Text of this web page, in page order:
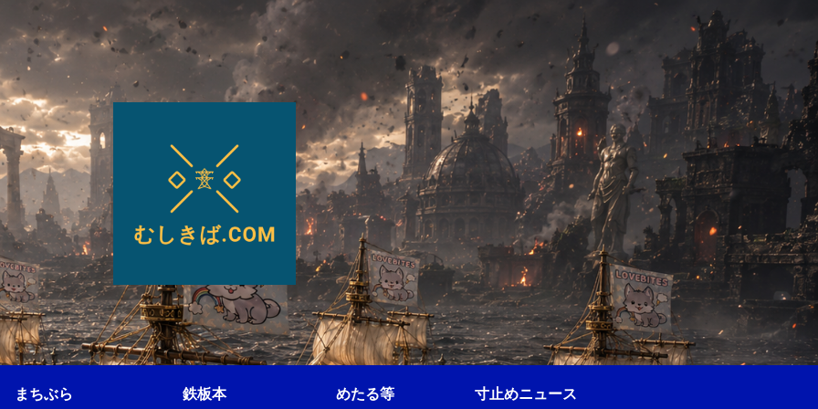
まちぶら 鉄板本 めたる等 寸止めニュース